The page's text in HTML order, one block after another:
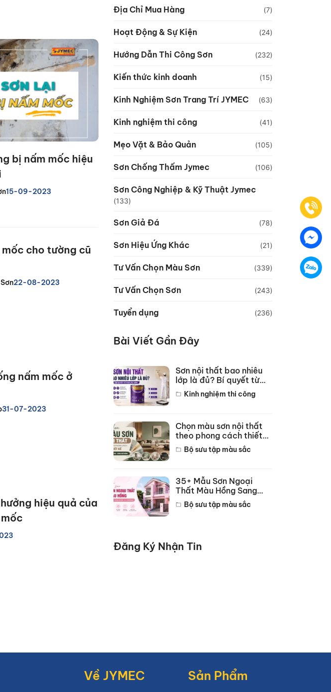
bị nấm mốc hiệu
15-09-2023
cho tường cũ
22-08-2023
nấm mốc ở
31-07-2023
hiệu quả của
Địa Chỉ Mua Hàng (7)
Hoạt Động & Sự Kiện (24)
Hướng Dẫn Thi Công Sơn (232)
Kiến thức kinh doanh (15)
Kinh Nghiệm Sơn Trang Trí JYMEC (63)
Kinh nghiệm thi công (41)
Mẹo Vặt & Bảo Quản (105)
Sơn Chống Thấm Jymec (106)
Sơn Công Nghiệp & Kỹ Thuật Jymec
(133)
Sơn Giả Đá (78)
Sơn Hiệu Ứng Khác (21)
Tư Vấn Chọn Màu Sơn (339)
Tư Vấn Chọn Sơn (243)
Tuyển dụng (236)
Bài Viết Gần Đây
Sơn nội thất bao nhiêu
lớp là đủ? Bí quyết từ
thợ lâu năm
Kinh nghiệm thi công
Chọn màu sơn nội thất
theo phong cách thiết
kế hot năm 2026
Bộ sưu tập màu sắc
35+ Mẫu Sơn Ngoại
Thất Màu Hồng Sang
Trọng Đẹp Nhất 2026
Bộ sưu tập màu sắc
Đăng Ký Nhận Tin
Về JYMEC Sản Phẩm